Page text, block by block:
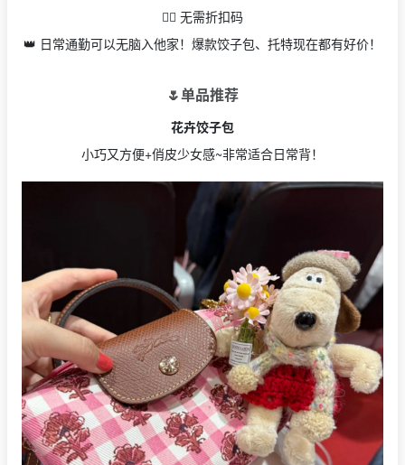
👉🏻 无需折扣码
👑 日常通勤可以无脑入他家！爆款饺子包、托特现在都有好价！
🌷单品推荐
花卉饺子包
小巧又方便+俏皮少女感~非常适合日常背！